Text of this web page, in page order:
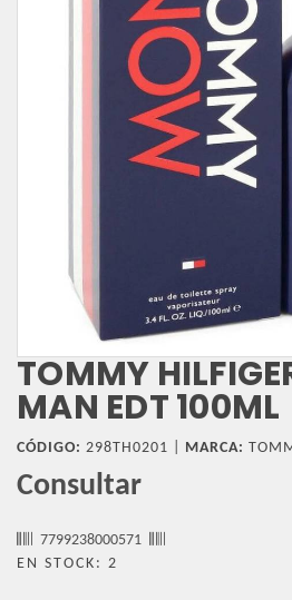
TOMMY
MAN EDT 100ML
CÓDIGO: 298TH0201 | MARCA:
Consultar
7799238000571
EN STOCK: 2